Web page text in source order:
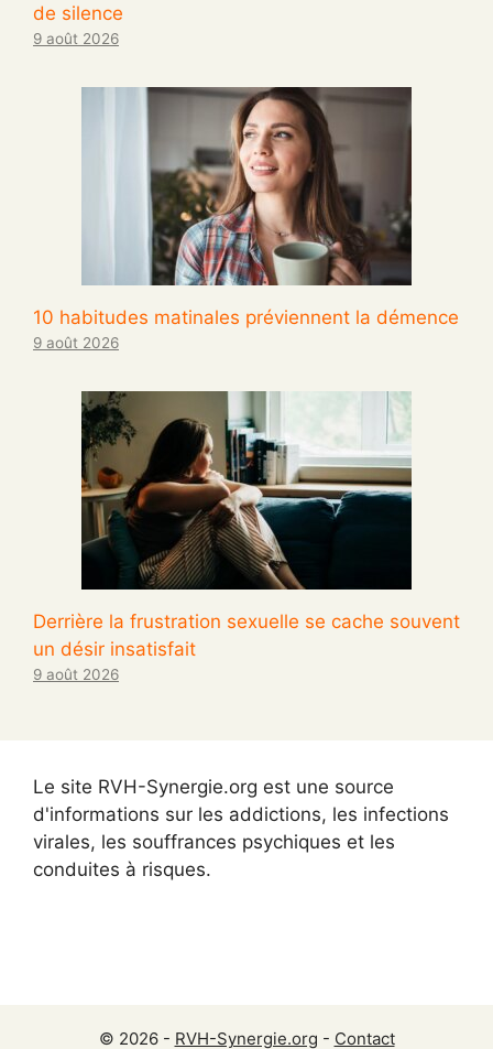
de silence
9 août 2026
10 habitudes matinales préviennent la démence
9 août 2026
Derrière la frustration sexuelle se cache souvent
un désir insatisfait
9 août 2026
Le site RVH-Synergie.org est une source
d'informations sur les addictions, les infections
virales, les souffrances psychiques et les
conduites à risques.
© 2026 - RVH-Synergie.org - Contact